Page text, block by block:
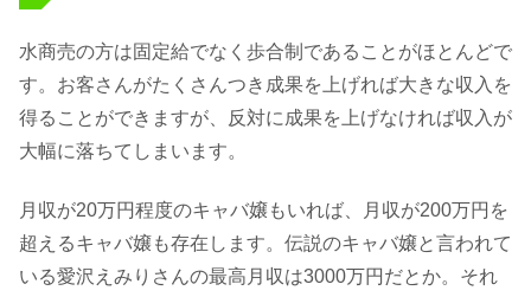
水商売の方は固定給でなく歩合制であることがほとんどで
す。お客さんがたくさんつき成果を上げれば大きな収入を
得ることができますが、反対に成果を上げなければ収入が
大幅に落ちてしまいます。
月収が20万円程度のキャバ嬢もいれば、月収が200万円を
超えるキャバ嬢も存在します。伝説のキャバ嬢と言われて
いる愛沢えみりさんの最高月収は3000万円だとか。それ